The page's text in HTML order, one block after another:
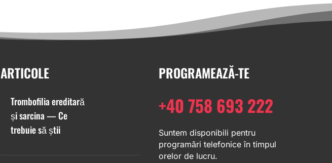
ARTICOLE
Trombofilia ereditară
și sarcina — Ce
trebuie să știi
PROGRAMEAZĂ-TE
+40 758 693 222
Suntem disponibili pentru
programări telefonice în timpul
orelor de lucru.